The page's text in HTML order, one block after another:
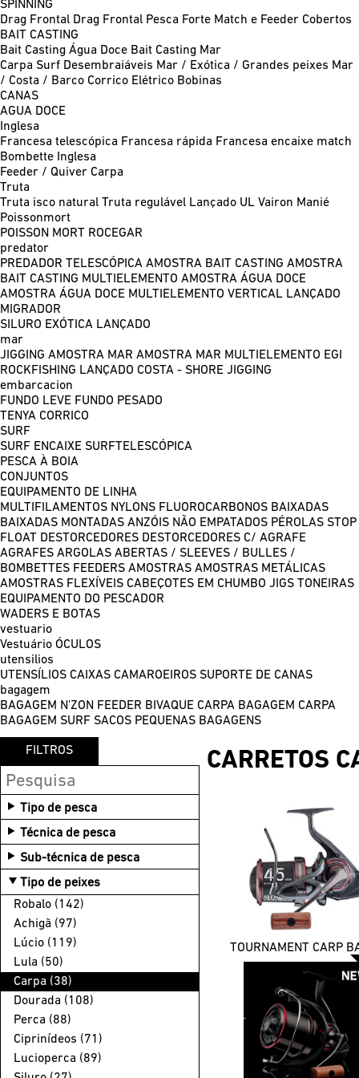
SPINNING
Drag Frontal Drag Frontal Pesca Forte Match e Feeder Cobertos
BAIT CASTING
Bait Casting Água Doce Bait Casting Mar
Carpa Surf Desembraiáveis Mar / Exótica / Grandes peixes Mar
/ Costa / Barco Corrico Elétrico Bobinas
CANAS
AGUA DOCE
Inglesa
Francesa telescópica Francesa rápida Francesa encaixe match
Bombette Inglesa
Feeder / Quiver Carpa
Truta
Truta isco natural Truta regulável Lançado UL Vairon Manié
Poissonmort
POISSON MORT ROCEGAR
predator
PREDADOR TELESCÓPICA AMOSTRA BAIT CASTING AMOSTRA
BAIT CASTING MULTIELEMENTO AMOSTRA ÁGUA DOCE
AMOSTRA ÁGUA DOCE MULTIELEMENTO VERTICAL LANÇADO
MIGRADOR
SILURO EXÓTICA LANÇADO
mar
JIGGING AMOSTRA MAR AMOSTRA MAR MULTIELEMENTO EGI
ROCKFISHING LANÇADO COSTA - SHORE JIGGING
embarcacion
FUNDO LEVE FUNDO PESADO
TENYA CORRICO
SURF
SURF ENCAIXE SURFTELESCÓPICA
PESCA À BOIA
CONJUNTOS
EQUIPAMENTO DE LINHA
MULTIFILAMENTOS NYLONS FLUOROCARBONOS BAIXADAS
BAIXADAS MONTADAS ANZÓIS NÃO EMPATADOS PÉROLAS STOP
FLOAT DESTORCEDORES DESTORCEDORES C/ AGRAFE
AGRAFES ARGOLAS ABERTAS / SLEEVES / BULLES /
BOMBETTES FEEDERS AMOSTRAS AMOSTRAS METÁLICAS
AMOSTRAS FLEXÍVEIS CABEÇOTES EM CHUMBO JIGS TONEIRAS
EQUIPAMENTO DO PESCADOR
WADERS E BOTAS
vestuario
Vestuário ÓCULOS
utensilios
UTENSÍLIOS CAIXAS CAMAROEIROS SUPORTE DE CANAS
bagagem
BAGAGEM N'ZON FEEDER BIVAQUE CARPA BAGAGEM CARPA
BAGAGEM SURF SACOS PEQUENAS BAGAGENS
FILTROS
Tipo de pesca
Água doce (36)
Mar (9)
Técnica de pesca
Barco (4)
Predadores (6)
Carpa (34)
Francesa (2)
Amostra mar (6)
Pesca exótica (2)
Truta (2)
Sub-técnica de pesca
Exótica (1)
Amostra água doce (2)
Amostra mar (2)
Pesca ao fundo (1)
Tipo de peixes
Robalo (142)
Achigã (97)
Lúcio (119)
Lula (50)
Carpa (38)
Dourada (108)
Perca (88)
Ciprinídeos (71)
Lucioperca (89)
CARRETOS